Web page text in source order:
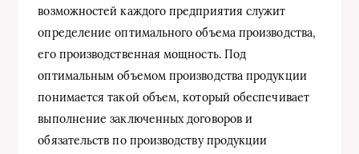
возможностей каждого предприятия служит
определение оптимального объема производства,
его производственная мощность. Под
оптимальным объемом производства продукции
понимается такой объем, который обеспечивает
выполнение заключенных договоров и
обязательств по производству продукции